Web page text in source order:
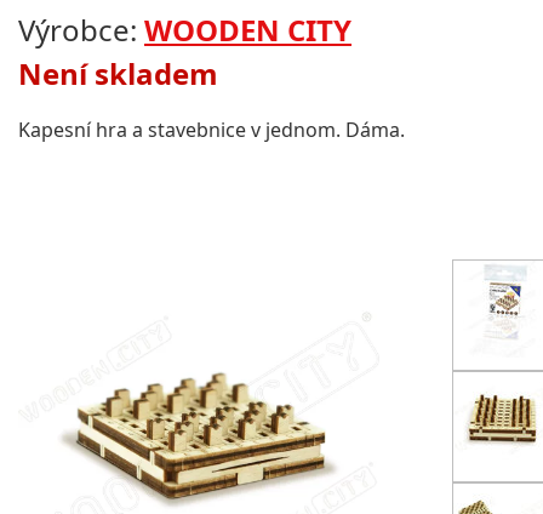
Výrobce: WOODEN CITY
Není skladem
Kapesní hra a stavebnice v jednom. Dáma.